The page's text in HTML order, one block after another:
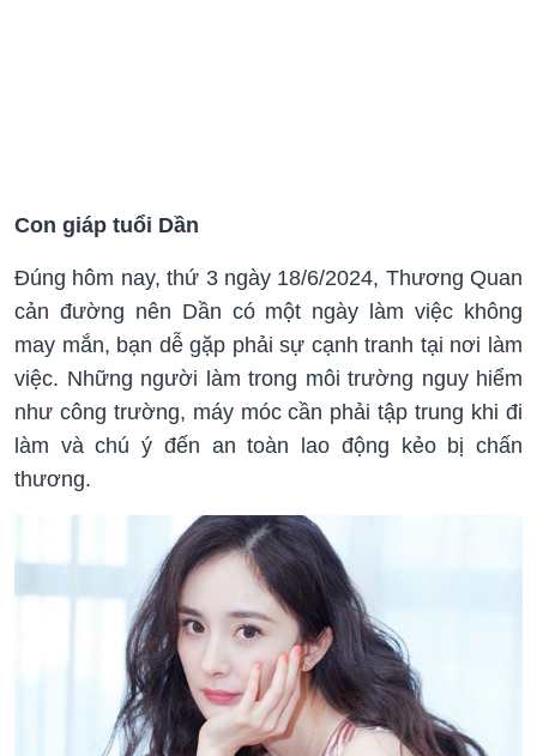
Con giáp tuổi Dần
Đúng hôm nay, thứ 3 ngày 18/6/2024, Thương Quan
cản đường nên Dần có một ngày làm việc không
may mắn, bạn dễ gặp phải sự cạnh tranh tại nơi làm
việc. Những người làm trong môi trường nguy hiểm
như công trường, máy móc cần phải tập trung khi đi
làm và chú ý đến an toàn lao động kẻo bị chấn
thương.